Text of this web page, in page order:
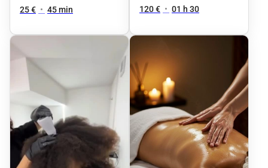
parfaite
25 € • 45 min 120 € • 01 h 30